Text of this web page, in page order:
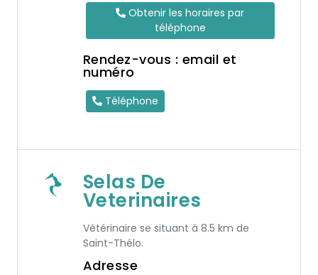
Obtenir les horaires par
téléphone
Rendez-vous : email et
numéro
Téléphone
Selas De
Veterinaires
Vétérinaire se situant à 8.5 km de
Saint-Thélo.
Adresse